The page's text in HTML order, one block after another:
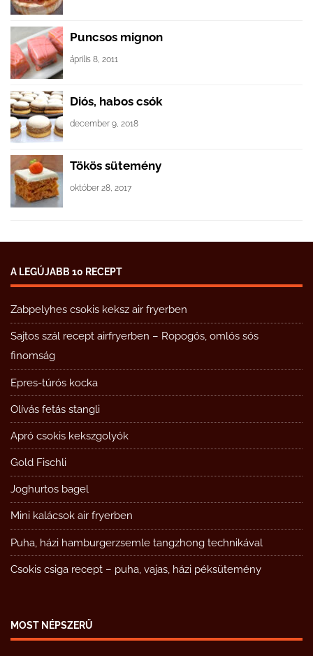
Puncsos mignon
április 8, 2011
Diós, habos csók
december 9, 2018
Tökös sütemény
október 28, 2017
A LEGÚJABB 10 RECEPT
Zabpelyhes csokis keksz air fryerben
Sajtos szál recept airfryerben – Ropogós, omlós sós
finomság
Epres-túrós kocka
Olívás fetás stangli
Apró csokis kekszgolyók
Gold Fischli
Joghurtos bagel
Mini kalácsok air fryerben
Puha, házi hamburgerzsemle tangzhong technikával
Csokis csiga recept – puha, vajas, házi péksütemény
MOST NÉPSZERŰ